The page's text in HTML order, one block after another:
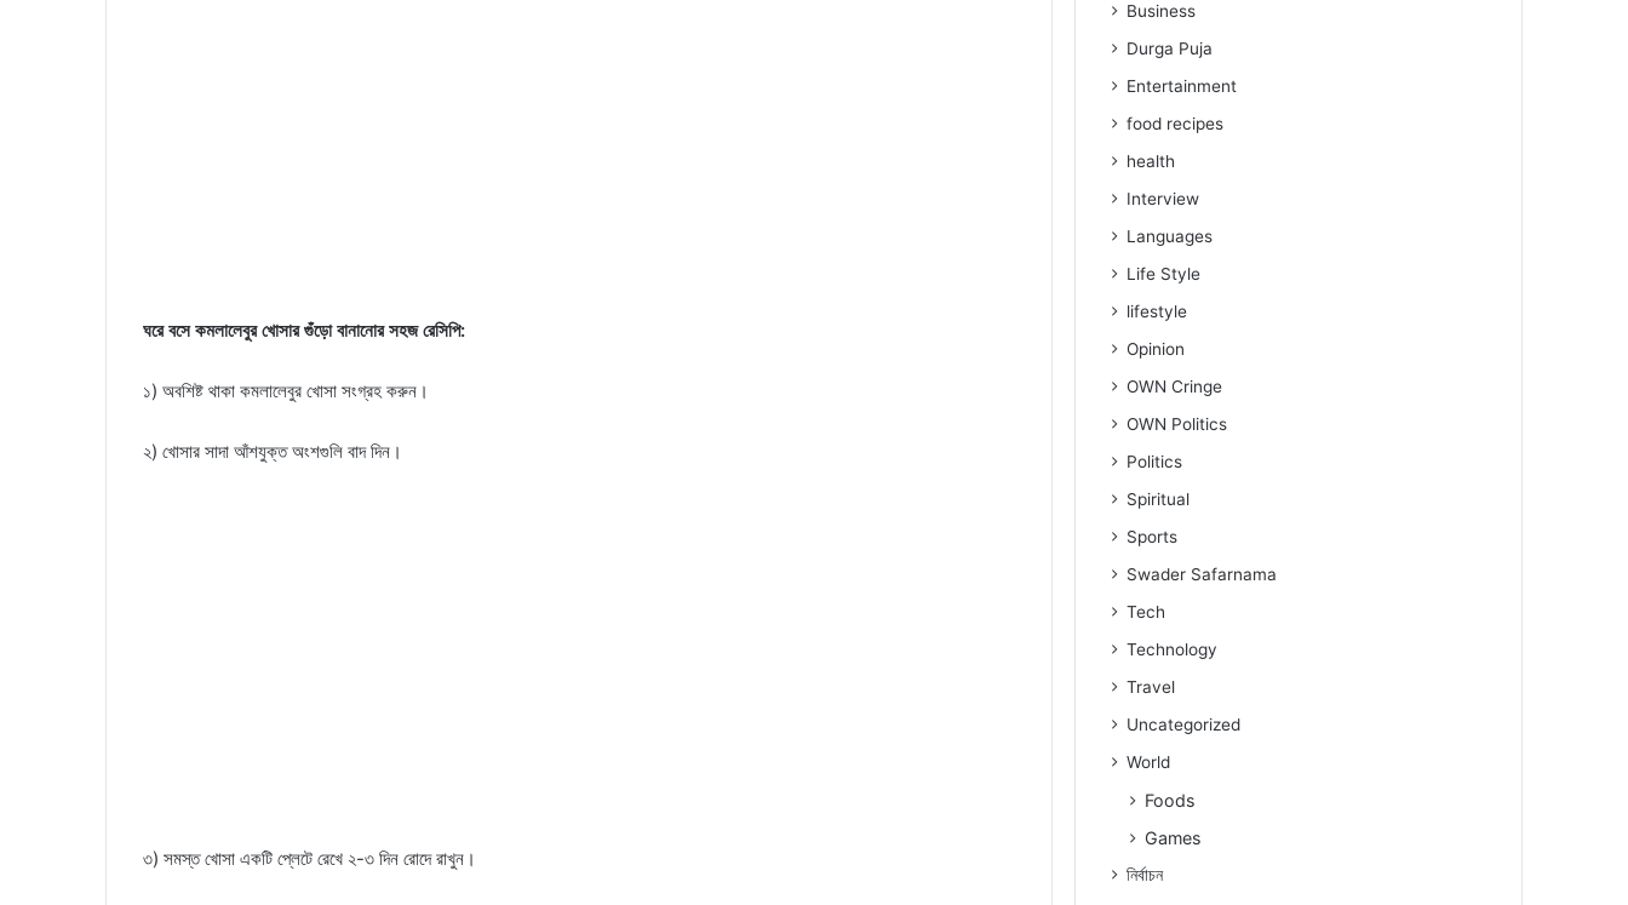
ঘরে বসে কমলালেবুর খোসার গুঁড়ো বানানোর সহজ রেসিপি:
১) অবশিষ্ট থাকা কমলালেবুর খোসা সংগ্রহ করুন।
২) খোসার সাদা আঁশযুক্ত অংশগুলি বাদ দিন।
৩) সমস্ত খোসা একটি প্লেটে রেখে ২-৩ দিন রোদে রাখুন।
Business
Durga Puja
Entertainment
food recipes
health
Interview
Languages
Life Style
lifestyle
Opinion
OWN Cringe
OWN Politics
Politics
Spiritual
Sports
Swader Safarnama
Tech
Technology
Travel
Uncategorized
World
Foods
Games
নিৰ্বাচন